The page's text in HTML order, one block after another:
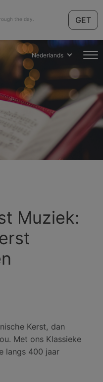
the day. GET
Nederlands
Muziek:
Kerst, dan
Met ons Klassieke
langs 400 jaar